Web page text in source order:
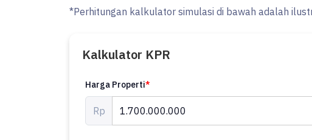
*Perhitungan kalkulator simulasi di bawah adalah
Kalkulator KPR
Harga Properti*
Rp